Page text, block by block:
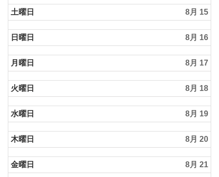
土曜日 8月 15
日曜日 8月 16
月曜日 8月 17
火曜日 8月 18
水曜日 8月 19
木曜日 8月 20
金曜日 8月 21